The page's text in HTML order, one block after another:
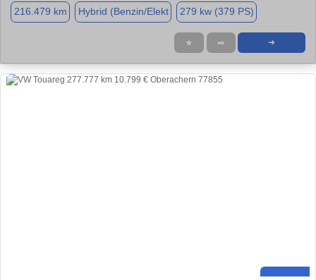
216.479 km Hybrid (Benzin/Elekt 279 kw (379 PS)
★ ➦ ➜